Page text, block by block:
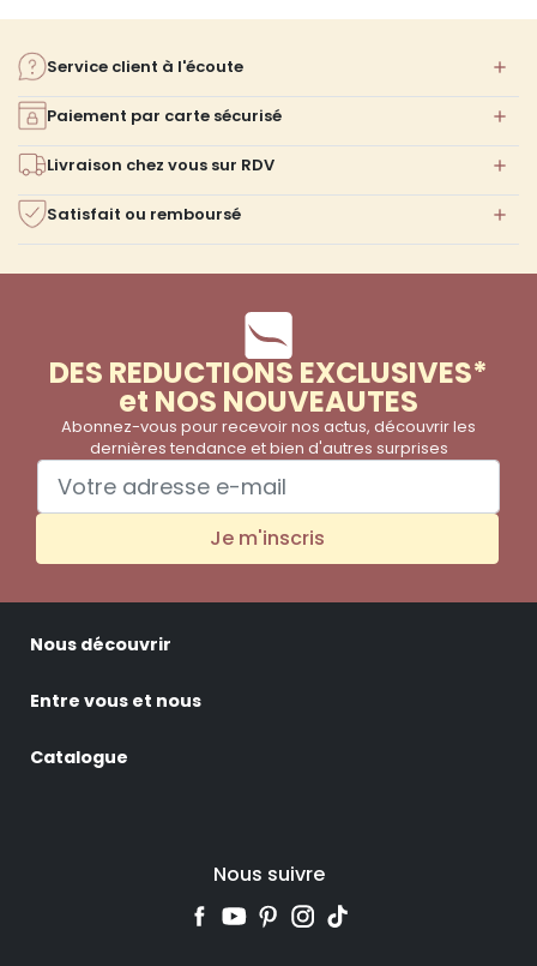
Service client à l'écoute
Paiement par carte sécurisé
Livraison chez vous sur RDV
Satisfait ou remboursé
DES REDUCTIONS EXCLUSIVES*
et NOS NOUVEAUTES
Abonnez-vous pour recevoir nos actus, découvrir les
dernières tendance et bien d'autres surprises
Je m'inscris
Nous découvrir
Entre vous et nous
Catalogue
Nous suivre